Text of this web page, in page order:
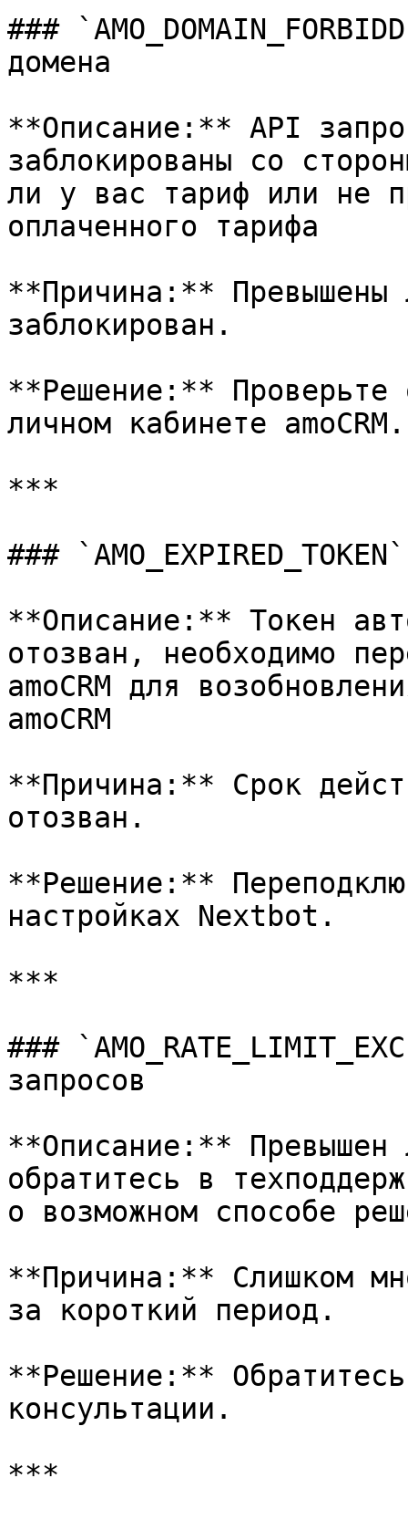
###
домена
**Описание:** API
заблокированы со
ли у вас тариф или не
оплаченного тарифа
**Причина:** Превышены
заблокирован.
**Решение:** Проверьте
личном кабинете amoCRM.
***
###
**Описание:** Токен
отозван, необходимо
amoCRM для
amoCRM
**Причина:** Срок
отозван.
**Решение:**
настройках Nextbot.
***
###
запросов
**Описание:** Превышен
обратитесь в
о возможном способе
**Причина:** Слишком
за короткий период.
**Решение:**
консультации.
***